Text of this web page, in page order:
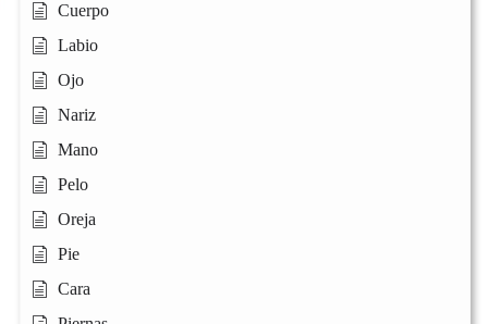
Cuerpo
Labio
Ojo
Nariz
Mano
Pelo
Oreja
Pie
Cara